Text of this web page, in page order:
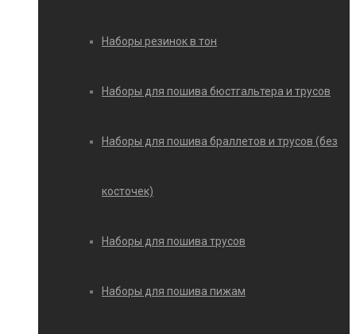
Наборы резинок в тон
Наборы для пошива бюстгальтера и трусов
Наборы для пошива браллетов и трусов (без
косточек)
Наборы для пошива трусов
Наборы для пошива пижам